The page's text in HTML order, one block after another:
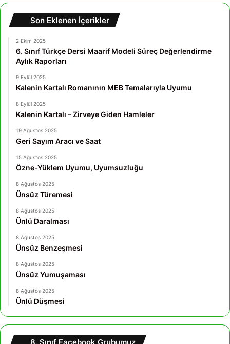
Son Eklenen İçerikler
2 Ekim 2025
6. Sınıf Türkçe Dersi Maarif Modeli Süreç Değerlendirme
Aylık Raporları
9 Eylül 2025
Kalenin Kartalı Romanının MEB Temalarıyla Uyumu
8 Eylül 2025
Kalenin Kartalı – Zirveye Giden Hamleler
19 Ağustos 2025
Geri Sayım Aracı ve Saat
15 Ağustos 2025
Özne-Yüklem Uyumu, Uyumsuzluğu
8 Ağustos 2025
Ünsüz Türemesi
8 Ağustos 2025
Ünlü Daralması
8 Ağustos 2025
Ünsüz Benzeşmesi
8 Ağustos 2025
Ünsüz Yumuşaması
8 Ağustos 2025
Ünlü Düşmesi